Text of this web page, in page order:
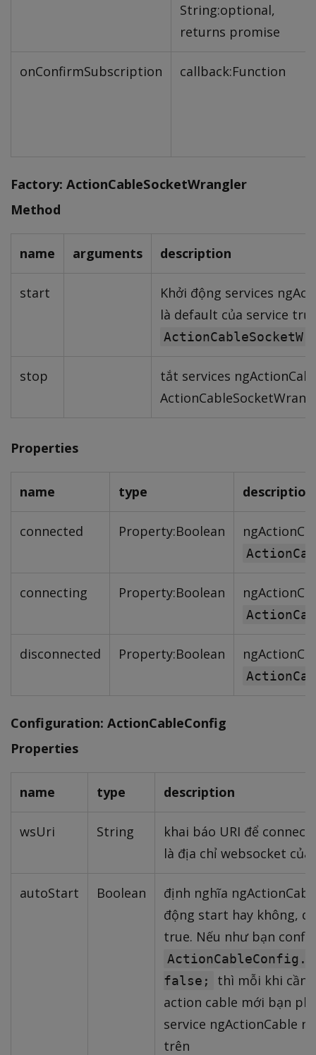
String:optional,
returns promise
onConfirmSubscription callback:Function
Factory: ActionCableSocketWrangler
Method
name arguments description
start
Khởi động services
là default của service
stop
tắt services
Properties
name type description
connected Property:Boolean
connecting Property:Boolean
disconnected Property:Boolean
Configuration: ActionCableConfig
Properties
name type description
wsUri String
khai báo URI để connect
là địa chỉ websocket của
autoStart Boolean
định nghĩa
động start hay không,
true. Nếu như bạn config
false;
thì mỗi khi cần
action cable mới bạn
service ngActionCable
trên